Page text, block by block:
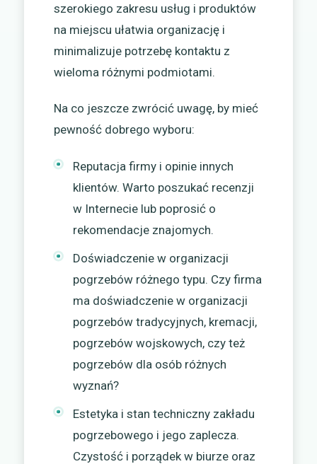
szerokiego zakresu usług i produktów
na miejscu ułatwia organizację i
minimalizuje potrzebę kontaktu z
wieloma różnymi podmiotami.
Na co jeszcze zwrócić uwagę, by mieć
pewność dobrego wyboru:
Reputacja firmy i opinie innych
klientów. Warto poszukać recenzji
w Internecie lub poprosić o
rekomendacje znajomych.
Doświadczenie w organizacji
pogrzebów różnego typu. Czy firma
ma doświadczenie w organizacji
pogrzebów tradycyjnych, kremacji,
pogrzebów wojskowych, czy też
pogrzebów dla osób różnych
wyznań?
Estetyka i stan techniczny zakładu
pogrzebowego i jego zaplecza.
Czystość i porządek w biurze oraz